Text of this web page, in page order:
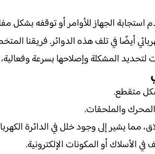
الجهاز للأوامر أو توقفه بشكل
أيضًا في تلف هذه الدوائر. فريقنا
المشكلة وإصلاحها بسرعة
متقطع.
والملحقات.
يشير إلى وجود خلل في الدائرة
الأسلاك أو المكونات الإلكترونية.